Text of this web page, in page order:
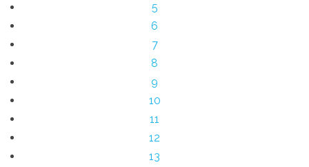
5
6
7
8
9
10
11
12
13